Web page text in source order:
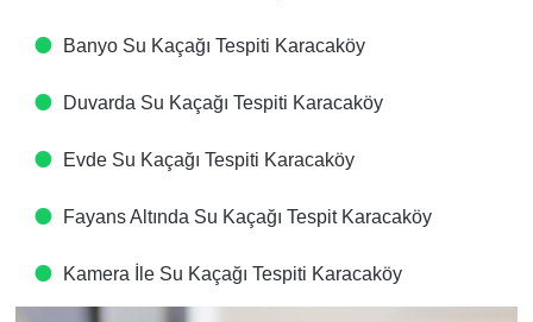
Banyo Su Kaçağı Tespiti​ Karacaköy
Duvarda Su Kaçağı Tespiti​ Karacaköy
Evde Su Kaçağı Tespiti​ Karacaköy
Fayans Altında Su Kaçağı Tespit​ Karacaköy
Kamera İle Su Kaçağı Tespiti​ Karacaköy